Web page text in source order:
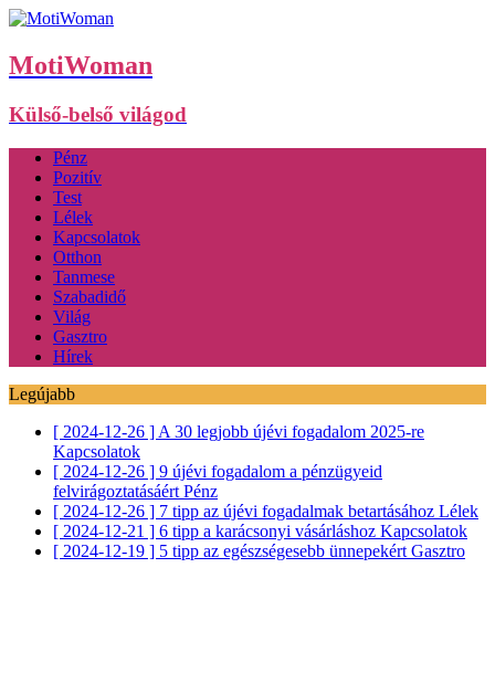
MotiWoman
Külső-belső világod
Pénz
Pozitív
Test
Lélek
Kapcsolatok
Otthon
Tanmese
Szabadidő
Világ
Gasztro
Hírek
Legújabb
[ 2024-12-26 ] A 30 legjobb újévi fogadalom 2025-re
Kapcsolatok
[ 2024-12-26 ] 9 újévi fogadalom a pénzügyeid
felvirágoztatásáért Pénz
[ 2024-12-26 ] 7 tipp az újévi fogadalmak betartásához Lélek
[ 2024-12-21 ] 6 tipp a karácsonyi vásárláshoz Kapcsolatok
[ 2024-12-19 ] 5 tipp az egészségesebb ünnepekért Gasztro